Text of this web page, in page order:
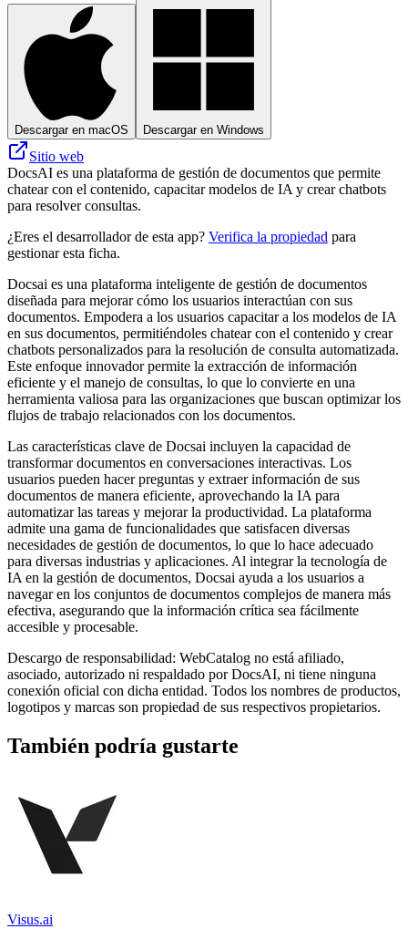
Descargar en macOS Descargar en Windows
Sitio web
DocsAI es una plataforma de gestión de documentos que permite
chatear con el contenido, capacitar modelos de IA y crear chatbots
para resolver consultas.
¿Eres el desarrollador de esta app? Verifica la propiedad para
gestionar esta ficha.
Docsai es una plataforma inteligente de gestión de documentos
diseñada para mejorar cómo los usuarios interactúan con sus
documentos. Empodera a los usuarios capacitar a los modelos de IA
en sus documentos, permitiéndoles chatear con el contenido y crear
chatbots personalizados para la resolución de consulta automatizada.
Este enfoque innovador permite la extracción de información
eficiente y el manejo de consultas, lo que lo convierte en una
herramienta valiosa para las organizaciones que buscan optimizar los
flujos de trabajo relacionados con los documentos.
Las características clave de Docsai incluyen la capacidad de
transformar documentos en conversaciones interactivas. Los
usuarios pueden hacer preguntas y extraer información de sus
documentos de manera eficiente, aprovechando la IA para
automatizar las tareas y mejorar la productividad. La plataforma
admite una gama de funcionalidades que satisfacen diversas
necesidades de gestión de documentos, lo que lo hace adecuado
para diversas industrias y aplicaciones. Al integrar la tecnología de
IA en la gestión de documentos, Docsai ayuda a los usuarios a
navegar en los conjuntos de documentos complejos de manera más
efectiva, asegurando que la información crítica sea fácilmente
accesible y procesable.
Descargo de responsabilidad: WebCatalog no está afiliado,
asociado, autorizado ni respaldado por DocsAI, ni tiene ninguna
conexión oficial con dicha entidad. Todos los nombres de productos,
logotipos y marcas son propiedad de sus respectivos propietarios.
También podría gustarte
Visus.ai